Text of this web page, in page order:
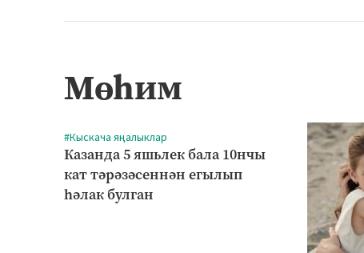
Мөһим
#Кыскача яңалыклар
Казанда 5 яшьлек бала 10нчы
кат тәрәзәсеннән егылып
һәлак булган